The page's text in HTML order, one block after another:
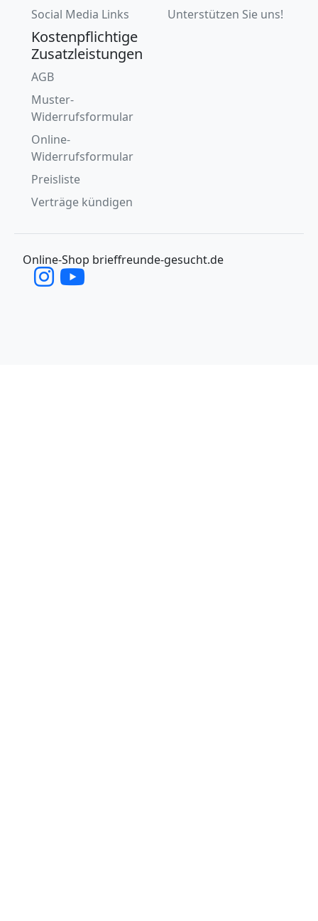
Social Media Links
Unterstützen Sie uns!
Kostenpflichtige
Zusatzleistungen
AGB
Muster-
Widerrufsformular
Online-
Widerrufsformular
Preisliste
Verträge kündigen
Online-Shop brieffreunde-gesucht.de